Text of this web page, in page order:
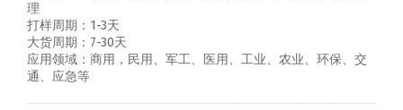
理
打样周期：1-3天
大货周期：7-30天
应用领域：商用，民用、军工、医用、工业、农业、环保、交
通、应急等